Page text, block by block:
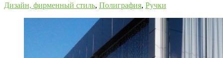
Дизайн, фирменный стиль, Полиграфия, Ручки